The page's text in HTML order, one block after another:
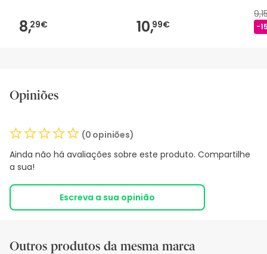
8,29€ 10,99€ -
Opiniões
(0 opiniões)
Ainda não há avaliações sobre este produto. Compartilhe
a sua!
Escreva a sua opinião
Outros produtos da mesma marca